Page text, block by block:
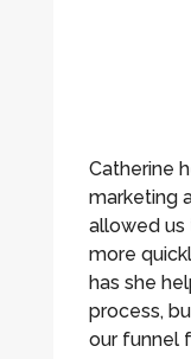
Catherine
marketing
allowed us
more
has she
process,
our funnel